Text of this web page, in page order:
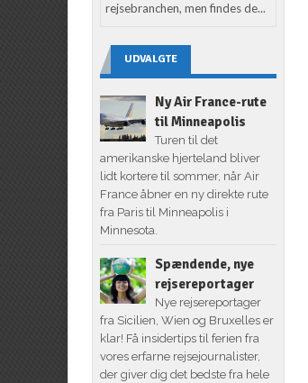
rejsebranchen, men findes de...
UDVALGTE
Ny Air France-rute
til Minneapolis
Turen til det
amerikanske hjerteland bliver
lidt kortere til sommer, når Air
France åbner en ny direkte rute
fra Paris til Minneapolis i
Minnesota.
Spændende, nye
rejsereportager
Nye rejsereportager
fra Sicilien, Wien og Bruxelles er
klar! Få insidertips til ferien fra
vores erfarne rejsejournalister,
der giver dig det bedste fra hele